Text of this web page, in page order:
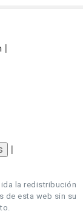
|
|
la redistribución
de esta web sin su